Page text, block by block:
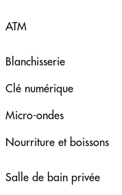
ATM
Blanchisserie
Clé numérique
Micro-ondes
Nourriture et boissons
Salle de bain privée